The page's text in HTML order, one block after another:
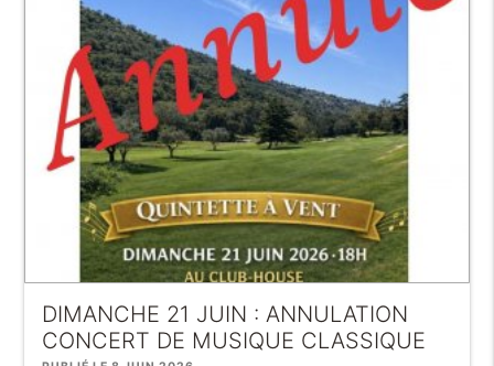
DIMANCHE 21 JUIN : ANNULATION
CONCERT DE MUSIQUE CLASSIQUE